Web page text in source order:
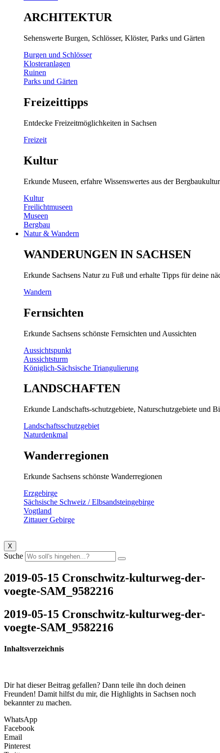
ARCHITEKTUR
Sehenswerte Burgen, Schlösser, Klöster, Parks und Gärten
Burgen und Schlösser
Klosteranlagen
Ruinen
Parks und Gärten
Freizeittipps
Entdecke Freizeitmöglichkeiten in Sachsen
Freizeit
Kultur
Erkunde Museen, erfahre Wissenswertes aus der
Kultur
Freilichtmuseen
Museen
Bergbau
Natur & Wandern
WANDERUNGEN IN SACHSEN
Erkunde Sachsens Natur zu Fuß und erhalte Tipps für deine
Wandern
Fernsichten
Erkunde Sachsens schönste Fernsichten und Aussichten
Aussichtspunkt
Aussichtsturm
Königlich-Sächsische Triangulierung
LANDSCHAFTEN
Erkunde Landschafts-schutzgebiete, Naturschutzgebiete und
Landschaftsschutzgebiet
Naturdenkmal
Wanderregionen
Erkunde Sachsens schönste Wanderregionen
Erzgebirge
Sächsische Schweiz / Elbsandsteingebirge
Vogtland
Zittauer Gebirge
X
Suche
2019-05-15 Cronschwitz-kulturweg-der-
voegte-SAM_9582216
2019-05-15 Cronschwitz-kulturweg-der-
voegte-SAM_9582216
Inhaltsverzeichnis
Dir hat dieser Beitrag gefallen? Dann teile ihn doch deinen
Freunden! Damit hilfst du mir, die Highlights in Sachsen noch
bekannter zu machen.
WhatsApp
Facebook
Email
Pinterest